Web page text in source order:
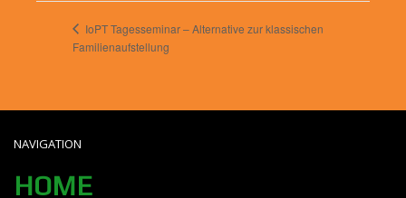
IoPT Tagesseminar – Alternative zur klassischen
Familienaufstellung
NAVIGATION
HOME